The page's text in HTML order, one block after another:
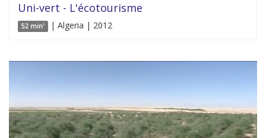
Uni-vert - L'écotourisme
52 min' | Algeria | 2012